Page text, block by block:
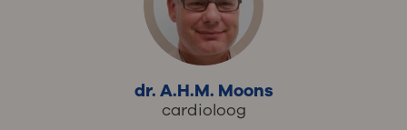
dr. A.H.M. Moons
cardioloog